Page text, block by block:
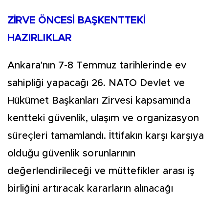
ZİRVE ÖNCESİ BAŞKENTTEKİ
HAZIRLIKLAR
Ankara'nın 7-8 Temmuz tarihlerinde ev
sahipliği yapacağı 26. NATO Devlet ve
Hükümet Başkanları Zirvesi kapsamında
kentteki güvenlik, ulaşım ve organizasyon
süreçleri tamamlandı. İttifakın karşı karşıya
olduğu güvenlik sorunlarının
değerlendirileceği ve müttefikler arası iş
birliğini artıracak kararların alınacağı